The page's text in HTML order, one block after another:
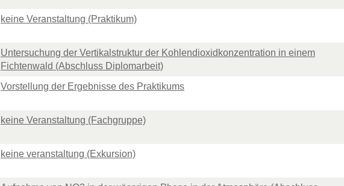
keine Veranstaltung (Praktikum)
Untersuchung der Vertikalstruktur der Kohlendioxidkonzentration in einem
Fichtenwald (Abschluss Diplomarbeit)
Vorstellung der Ergebnisse des Praktikums
keine Veranstaltung (Fachgruppe)
keine veranstaltung (Exkursion)